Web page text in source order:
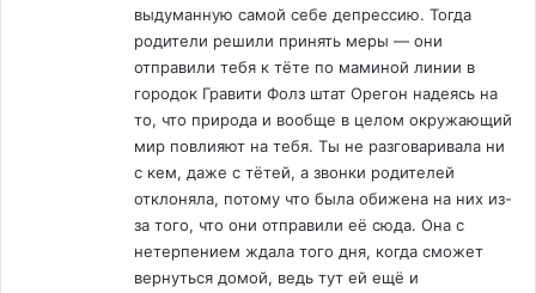
выдуманную самой себе депрессию. Тогда
родители решили принять меры — они
отправили тебя к тёте по маминой линии в
городок Гравити Фолз штат Орегон надеясь на
то, что природа и вообще в целом окружающий
мир повлияют на тебя. Ты не разговаривала ни
с кем, даже с тётей, а звонки родителей
отклоняла, потому что была обижена на них из-
за того, что они отправили её сюда. Она с
нетерпением ждала того дня, когда сможет
вернуться домой, ведь тут ей ещё и